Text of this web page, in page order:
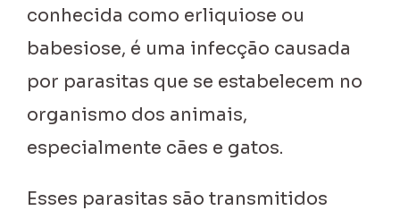
conhecida como erliquiose ou
babesiose, é uma infecção causada
por parasitas que se estabelecem no
organismo dos animais,
especialmente cães e gatos.
Esses parasitas são transmitidos